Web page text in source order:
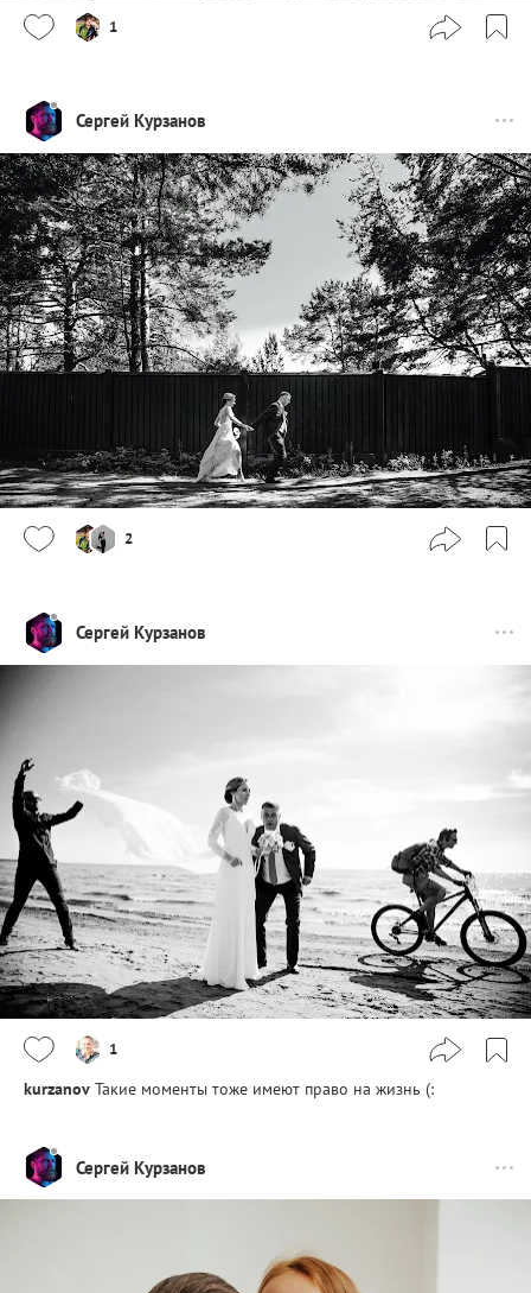
1
Сергей Курзанов
2
Сергей Курзанов
1
kurzanov Такие моменты тоже имеют право на жизнь (:
Сергей Курзанов